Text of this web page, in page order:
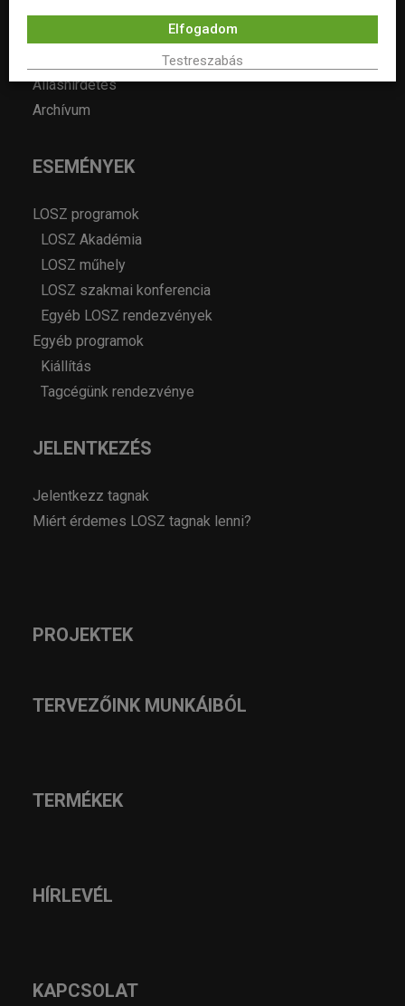
Év lakberendezője pályázatok
Álláshirdetés
Archívum
ESEMÉNYEK
LOSZ programok
LOSZ Akadémia
LOSZ műhely
LOSZ szakmai konferencia
Egyéb LOSZ rendezvények
Egyéb programok
Kiállítás
Tagcégünk rendezvénye
JELENTKEZÉS
Jelentkezz tagnak
Miért érdemes LOSZ tagnak lenni?
PROJEKTEK
TERVEZŐINK MUNKÁIBÓL
TERMÉKEK
HÍRLEVÉL
KAPCSOLAT
Testreszabás
Elfogadom